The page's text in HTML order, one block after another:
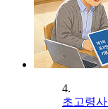
4.
초고령